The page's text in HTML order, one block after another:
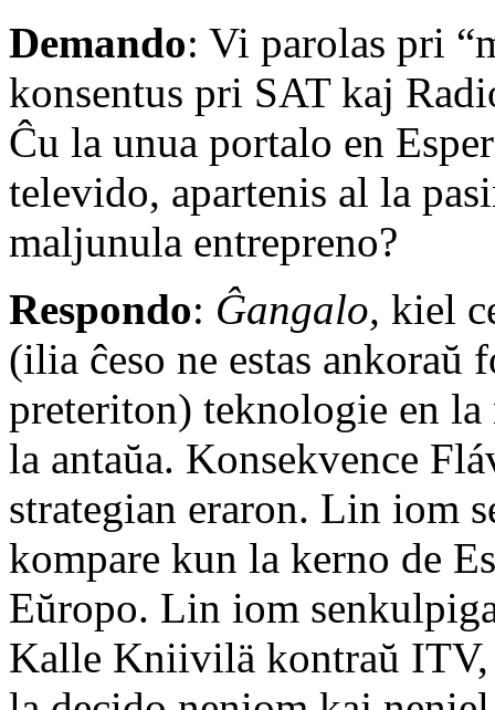
Demando: Vi parolas pri
konsentus pri SAT kaj
Ĉu la unua portalo en
televido, apartenis al la
maljunula entrepreno?
Respondo: Ĝangalo, kiel
(ilia ĉeso ne estas
preteriton) teknologie en la
la antaŭa. Konsekvence
strategian eraron. Lin iom
kompare kun la kerno de
Eŭropo. Lin iom
Kalle Kniivilä kontraŭ